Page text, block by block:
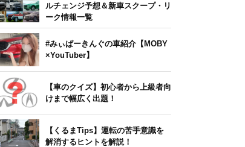
ルチェンジ予想＆新車スクープ・リ
ーク情報一覧
#みぃぱーきんぐの車紹介【MOBY
×YouTuber】
【車のクイズ】初心者から上級者向
けまで幅広く出題！
【くるまTips】運転の苦手意識を
解消するヒントを解説！